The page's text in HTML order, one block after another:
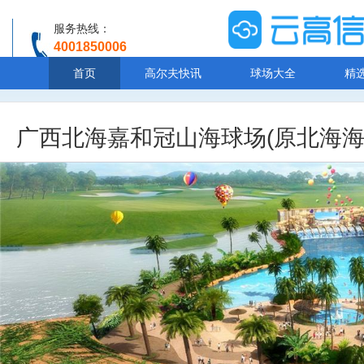
服务热线：
4001850006
首页 高尔夫快讯 球场大全 精
广西北海嘉和冠山海球场(原北海